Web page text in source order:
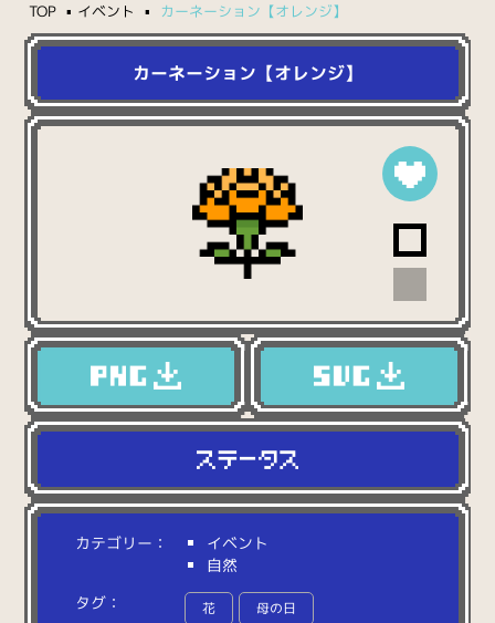
TOP イベント カーネーション【オレンジ】
カーネーション【オレンジ】
カテゴリー：
イベント
自然
タグ：
花 母の日